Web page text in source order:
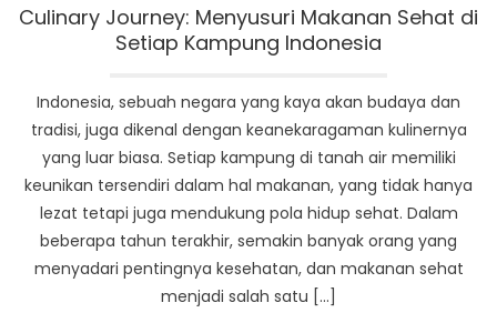
Kota
Culinary Journey: Menyusuri Makanan Sehat di
Setiap Kampung Indonesia
Indonesia, sebuah negara yang kaya akan budaya dan
tradisi, juga dikenal dengan keanekaragaman kulinernya
yang luar biasa. Setiap kampung di tanah air memiliki
keunikan tersendiri dalam hal makanan, yang tidak hanya
lezat tetapi juga mendukung pola hidup sehat. Dalam
beberapa tahun terakhir, semakin banyak orang yang
menyadari pentingnya kesehatan, dan makanan sehat
menjadi salah satu […]